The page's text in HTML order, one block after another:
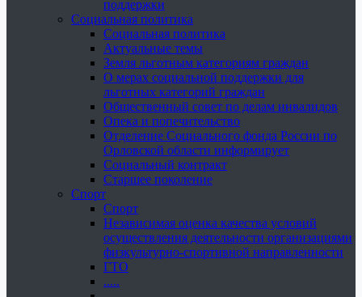
поддержки
Социальная политика
Социальная политика
Актуальные темы
Земля льготным категориям граждан
О мерах социальной поддержки для
льготных категорий граждан
Общественный совет по делам инвалидов
Опека и попечительство
Отделение Социального фонда России по
Орловской области информирует
Социальный контракт
Старшее поколение
Спорт
Спорт
Независимая оценка качества условий
осуществления деятельности организациями
физкультурно-спортивной направленности
ГТО
.....